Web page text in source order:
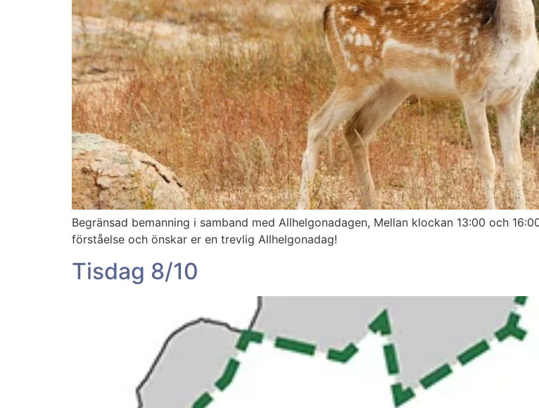
Begränsad bemanning i samband med Allhelgonadagen, Mellan klockan 13:00 och
förståelse och önskar er en trevlig Allhelgonadag!
Tisdag 8/10